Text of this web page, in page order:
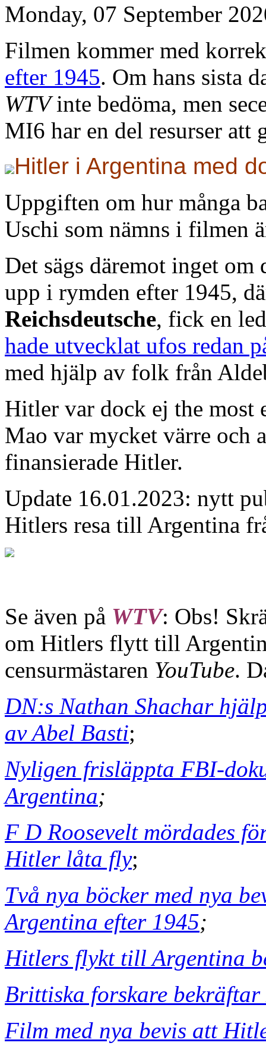
Monday, 07 September
Filmen kommer med
efter 1945. Om hans sista
WTVinte bedöma, men
MI6 har en del resurser att
Hitler i Argentina med
Uppgiften om hur många
Uschi som nämns i filmen
Det sägs däremot inget om
upp i rymden efter 1945,
Reichsdeutsche, fick en
hade utvecklat ufos redan
med hjälp av folk från
Hitler var dock ej the most
Mao var mycket värre och
finansierade Hitler.
Update 16.01.2023: nytt
Hitlers resa till Argentina
Se även på WTV: Obs!
om Hitlers flytt till
censurmästaren YouTube.
DN:s Nathan Shachar
av Abel Basti;
Nyligen frisläppta FBI-
Argentina;
F D Roosevelt mördades
Hitler låta fly;
Två nya böcker med nya
Argentina efter 1945;
Hitlers flykt till Argentina
Brittiska forskare
Film med nya bevis att